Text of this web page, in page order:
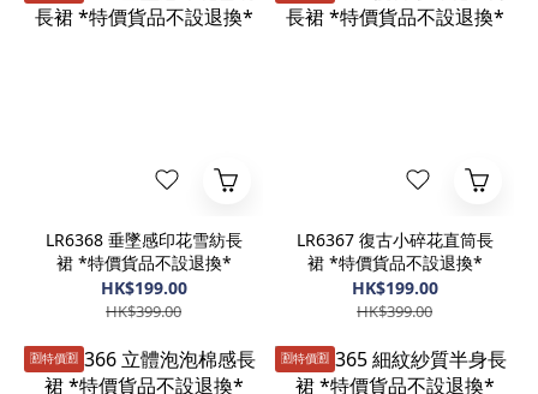
LR6368 垂墜感印花雪紡長
裙 *特價貨品不設退換*
HK$199.00
HK$399.00
LR6367 復古小碎花直筒長
裙 *特價貨品不設退換*
HK$199.00
HK$399.00
🈹️特價🈹️ 🈹️特價🈹️